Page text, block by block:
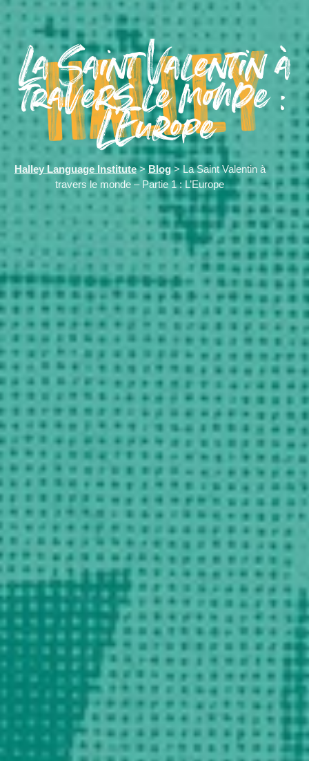
La Saint Valentin à
travers le monde :
L’Europe
Halley Language Institute>Blog> La Saint Valentin à
travers le monde – Partie 1 : L’Europe